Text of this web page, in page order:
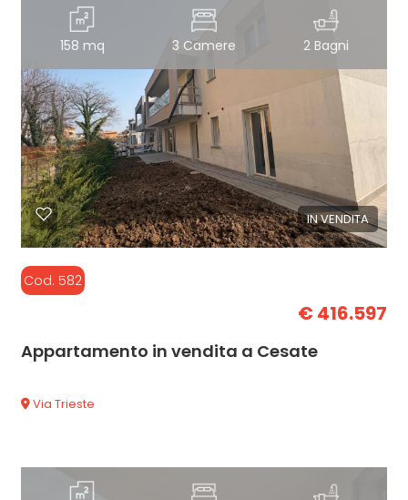
158 mq 3 Camere 2 Bagni
IN VENDITA
Cod. 582
€ 416.597
Appartamento in vendita a Cesate
Via Trieste